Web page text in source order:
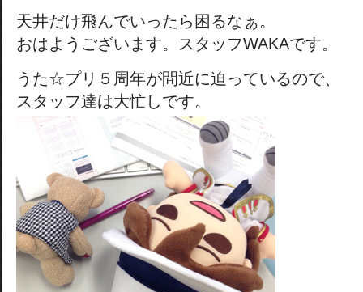
天井だけ飛んでいったら困るなぁ。
おはようございます。スタッフWAKAです。
うた☆プリ５周年が間近に迫っているので、
スタッフ達は大忙しです。